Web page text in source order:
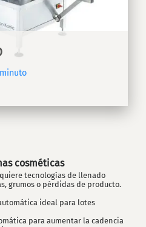
cosméticas
tecnologías de llenado
grumos o pérdidas de producto.
ideal para lotes
para aumentar la cadencia